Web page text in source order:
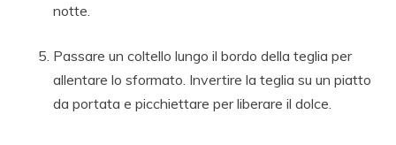
notte.
Passare un coltello lungo il bordo della teglia per
allentare lo sformato. Invertire la teglia su un piatto
da portata e picchiettare per liberare il dolce.